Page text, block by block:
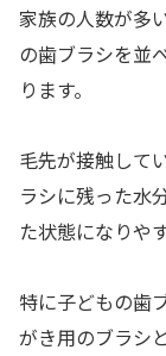
家族の人数が多
の歯ブラシを並
ります。
毛先が接触して
ラシに残った水
た状態になりや
特に子どもの歯
がき用のブラシ